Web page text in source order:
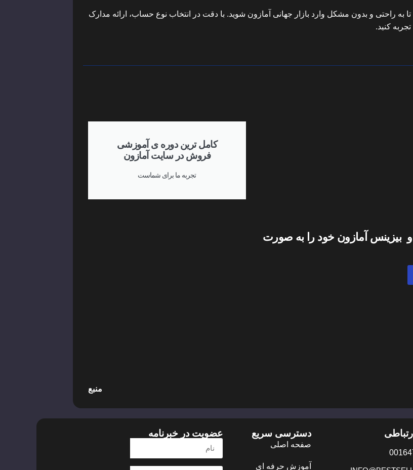
راحتی و بدون مشکل وارد بازار جهانی آمازون شوید. با دقت در انتخاب نوع حساب، ارائه مدارک
کنید.
و بیزینس آمازون خود را به صورت
کامل ترین دوره ی آموزشی
فروش در سایت آمازون
تجربه ما برای شماست
منبع
دسترسی سریع
صفحه اصلی
آموزش حرفه ای
عضویت در خبرنامه